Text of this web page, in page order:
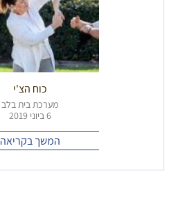
כוח הצ'י
מערכת בית בלב
6 ביוני 2019
המשך בקריאה